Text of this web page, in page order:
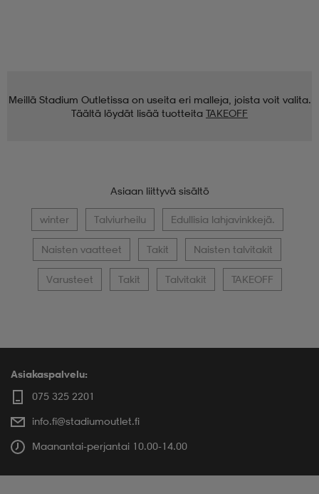
Meillä Stadium Outletissa on useita eri malleja, joista voit valita.
Täältä löydät lisää tuotteita TAKEOFF
Asiaan liittyvä sisältö
winter Talviurheilu Edullisia lahjavinkkejä.
Naisten vaatteet Takit Naisten talvitakit
Varusteet Takit Talvitakit TAKEOFF
Asiakaspalvelu:
075 325 2201
info.fi@stadiumoutlet.fi
Maanantai-perjantai 10.00-14.00